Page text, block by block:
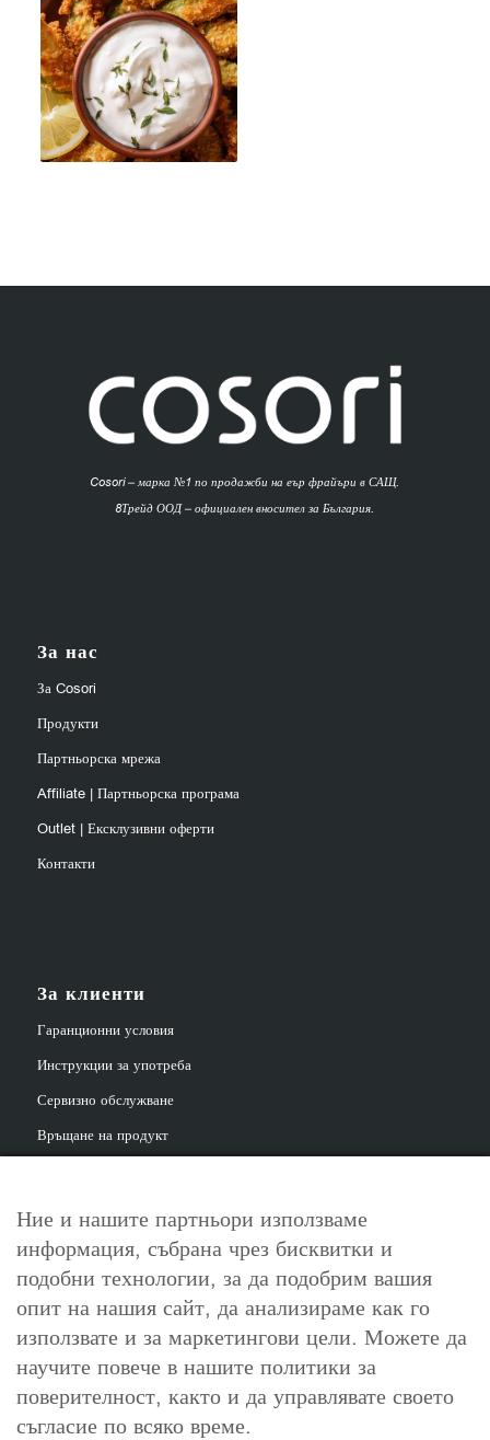
Cosori – марка №1 по продажби на еър фрайъри в САЩ.
8Трейд ООД – официален вносител за България.
За нас
За Cosori
Продукти
Партньорска мрежа
Affiliate | Партньорска програма
Outlet | Ексклузивни оферти
Контакти
За клиенти
Гаранционни условия
Инструкции за употреба
Сервизно обслужване
Връщане на продукт
За контакт
info@cosori.bg
0898 396 966
Работно време
Ние и нашите партньори използваме
информация, събрана чрез бисквитки и
подобни технологии, за да подобрим вашия
опит на нашия сайт, да анализираме как го
използвате и за маркетингови цели. Можете да
научите повече в нашите политики за
поверителност, както и да управлявате своето
съгласие по всяко време.